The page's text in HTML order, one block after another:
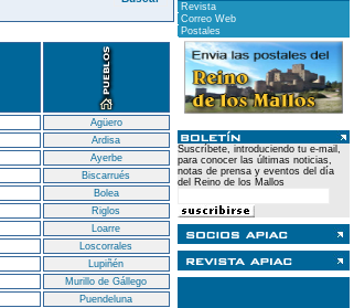
Agüero
Ardisa
Ayerbe
Biscarrués
Bolea
Riglos
Loarre
Loscorrales
Lupiñén
Murillo de Gállego
Puendeluna
Revista
Correo Web
Postales
Suscríbete, introduciendo tu e-mail,
para conocer las últimas noticias,
notas de prensa y eventos del día
del Reino de los Mallos